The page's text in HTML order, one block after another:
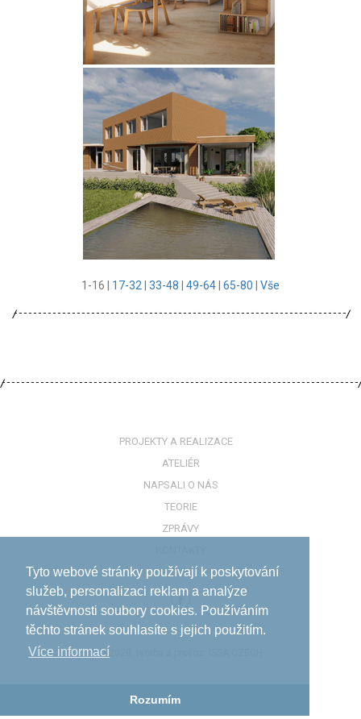
Tyto webové stránky používají k poskytování
služeb, personalizaci reklam a analýze
návštěvnosti soubory cookies. Používáním
těchto stránek souhlasíte s jejich použitím.
Více informací­
Rozumím
1-16 17-32 33-48 49-64 65-80 Vše
PROJEKTY A REALIZACE
ATELIÉR
NAPSALI O NÁS
TEORIE
ZPRÁVY
© 2020, tvorba a provoz: